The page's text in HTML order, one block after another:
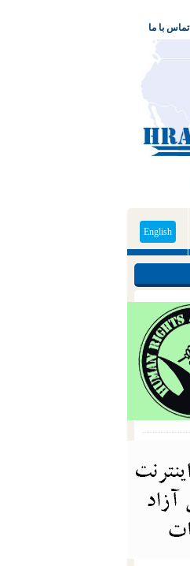
تماس با ما
English